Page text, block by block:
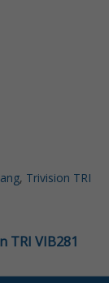
, Trivision TRI
VIB281